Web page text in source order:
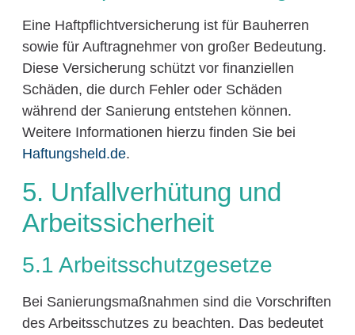
Eine Haftpflichtversicherung ist für Bauherren
sowie für Auftragnehmer von großer Bedeutung.
Diese Versicherung schützt vor finanziellen
Schäden, die durch Fehler oder Schäden
während der Sanierung entstehen können.
Weitere Informationen hierzu finden Sie bei
Haftungsheld.de.
5. Unfallverhütung und
Arbeitssicherheit
5.1 Arbeitsschutzgesetze
Bei Sanierungsmaßnahmen sind die Vorschriften
des Arbeitsschutzes zu beachten. Das bedeutet